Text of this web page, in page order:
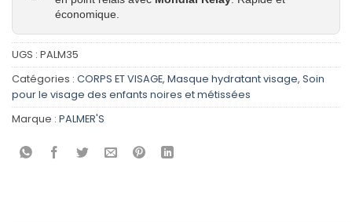
économique.
UGS : PALM35
Catégories : CORPS ET VISAGE, Masque hydratant visage, Soin
pour le visage des enfants noires et métissées
Marque : PALMER'S